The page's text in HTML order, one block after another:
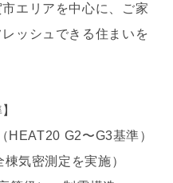
エリアを中心に、ご家
ッシュできる住まいを
HEAT20 G2〜G3基準）
気密測定を実施）